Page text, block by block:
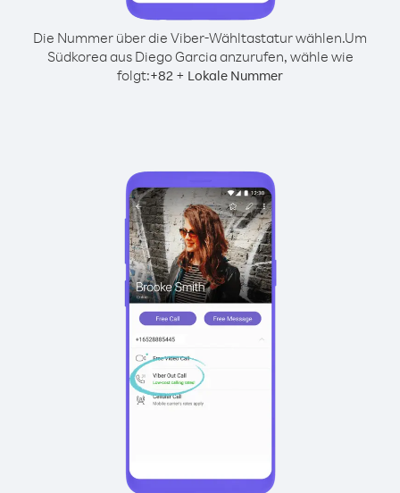
Die Nummer über die Viber-Wähltastatur wählen.Um
Südkorea aus Diego Garcia anzurufen, wähle wie
folgt:+82 + Lokale Nummer